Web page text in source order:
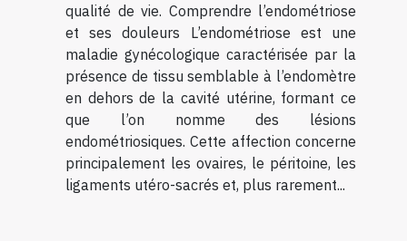
qualité de vie. Comprendre l’endométriose
et ses douleurs L’endométriose est une
maladie gynécologique caractérisée par la
présence de tissu semblable à l’endomètre
en dehors de la cavité utérine, formant ce
que l’on nomme des lésions
endométriosiques. Cette affection concerne
principalement les ovaires, le péritoine, les
ligaments utéro-sacrés et, plus rarement...